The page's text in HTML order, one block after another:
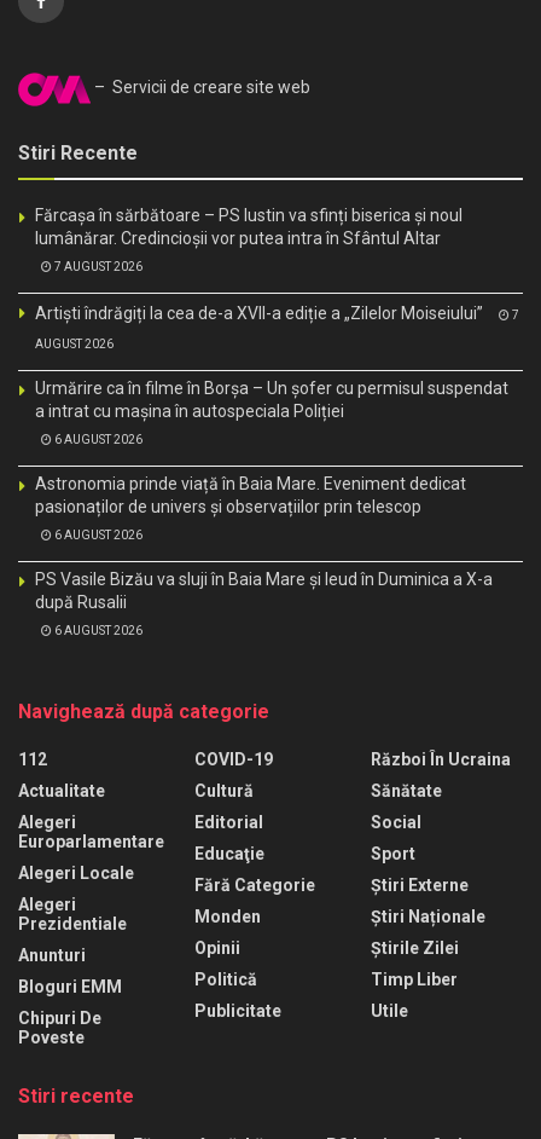
– Servicii de creare site web
Stiri Recente
Fărcașa în sărbătoare – PS Iustin va sfinți biserica și noul
lumânărar. Credincioșii vor putea intra în Sfântul Altar
7 AUGUST 2026
Artiști îndrăgiți la cea de-a XVII-a ediție a „Zilelor Moiseiului” 7
AUGUST 2026
Urmărire ca în filme în Borșa – Un șofer cu permisul suspendat
a intrat cu mașina în autospeciala Poliției
6 AUGUST 2026
Astronomia prinde viață în Baia Mare. Eveniment dedicat
pasionaților de univers și observațiilor prin telescop
6 AUGUST 2026
PS Vasile Bizău va sluji în Baia Mare și Ieud în Duminica a X-a
după Rusalii
6 AUGUST 2026
Navighează după categorie
112
Actualitate
Alegeri
Europarlamentare
Alegeri Locale
Alegeri
Prezidentiale
Anunturi
Bloguri EMM
Chipuri De
Poveste
COVID-19
Cultură
Editorial
Educaţie
Fără Categorie
Monden
Opinii
Politică
Publicitate
Război În Ucraina
Sănătate
Social
Sport
Știri Externe
Știri Naționale
Știrile Zilei
Timp Liber
Utile
Stiri recente